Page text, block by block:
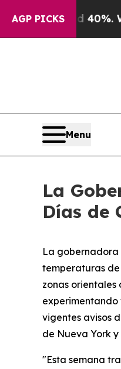
AGP PICKS
40%. Well, it Didn’t
Menu
La
Días de
La gobernadora
temperaturas de
zonas
experimentando
vigentes avisos
de Nueva York
"Esta semana